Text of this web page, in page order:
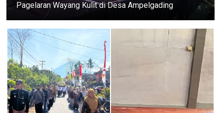
Pagelaran Wayang Kulit di Desa Ampelgading